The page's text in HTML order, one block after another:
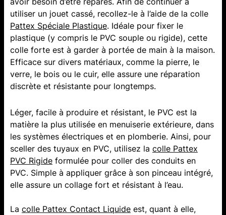
utiliser un jouet cassé, recollez-le à l’aide de la colle
Pattex Spéciale Plastique. Idéale pour fixer le
plastique (y compris le PVC souple ou rigide), cette
colle forte est à garder à portée de main à la maison.
Efficace sur divers matériaux, comme la pierre, le
verre, le bois ou le cuir, elle assure une réparation
discrète et résistante pour longtemps.
Léger, facile à produire et résistant, le PVC est la
matière la plus utilisée en menuiserie extérieure, dans
les systèmes électriques et en plomberie. Ainsi, pour
sceller des tuyaux en PVC, utilisez la colle Pattex
PVC Rigide formulée pour coller des conduits en
PVC. Simple à appliquer grâce à son pinceau intégré,
elle assure un collage fort et résistant à l’eau.
La colle Pattex Contact Liquide est, quant à elle,